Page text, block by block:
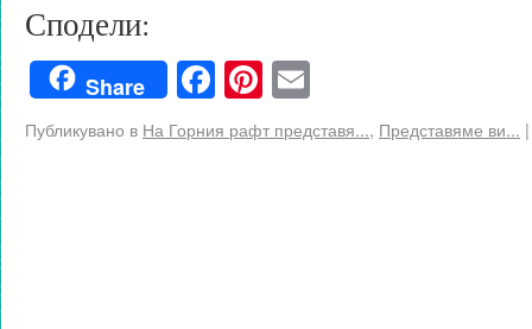
Сподели:
Share Facebook
Pinterest
Публикувано в На Горния рафт представя..., Представяме ви... |